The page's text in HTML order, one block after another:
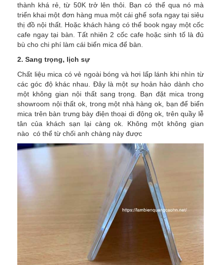
thành khá rẻ, từ 50K trở lên thôi. Bạn có thể qua nó mà
triển khai một đơn hàng mua một cái ghế sofa ngay tại siêu
thị đồ nội thất. Hoặc khách hàng có thể book ngay một cốc
cafe ngay tại bàn. Tất nhiên 2 cốc cafe hoặc sinh tố là đủ
bù cho chi phí làm cái biển mica để bàn.
2. Sang trọng, lịch sự
Chất liệu mica có vẻ ngoài bóng và hơi lấp lánh khi nhìn từ
các góc độ khác nhau. Đây là một sự hoản hảo dành cho
một không gian nội thất sang trọng. Bạn đặt mica trong
showroom nội thất ok, trong một nhà hàng ok, bạn để biển
mica trên bàn trưng bày điện thoại di động ok, trên quầy lễ
tân của khách sạn lại càng ok. Không một không gian
nào có thể từ chối anh chàng này được